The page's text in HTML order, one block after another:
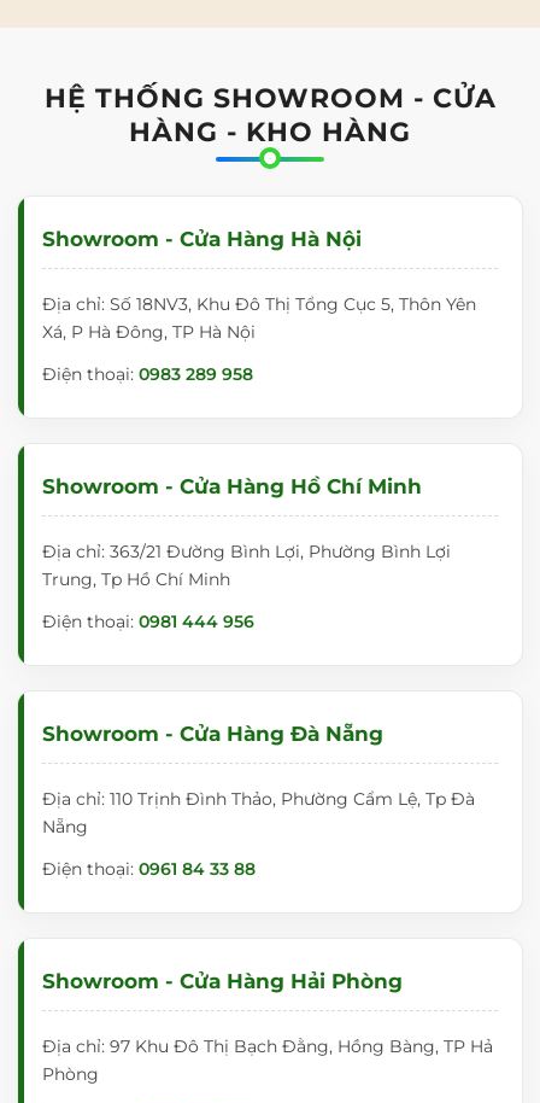
HỆ THỐNG SHOWROOM - CỬA
HÀNG - KHO HÀNG
Showroom - Cửa Hàng Hà Nội
Địa chỉ: Số 18NV3, Khu Đô Thị Tổng Cục 5, Thôn Yên
Xá, P Hà Đông, TP Hà Nội
Điện thoại: 0983 289 958
Showroom - Cửa Hàng Hồ Chí Minh
Địa chỉ: 363/21 Đường Bình Lợi, Phường Bình Lợi
Trung, Tp Hồ Chí Minh
Điện thoại: 0981 444 956
Showroom - Cửa Hàng Đà Nẵng
Địa chỉ: 110 Trịnh Đình Thảo, Phường Cẩm Lệ, Tp Đà
Nẵng
Điện thoại: 0961 84 33 88
Showroom - Cửa Hàng Hải Phòng
Địa chỉ: 97 Khu Đô Thị Bạch Đằng, Hồng Bàng, TP Hả
Phòng